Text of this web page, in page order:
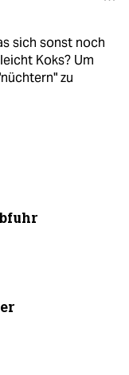
sich sonst noch
Koks? Um
zu